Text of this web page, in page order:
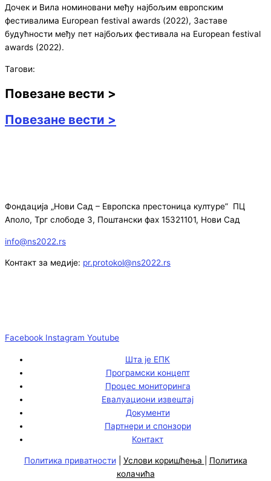
Дочек и Вила номиновани међу најбољим европским
фестивалима European festival awards (2022), Заставе
будућности међу пет најбољих фестивала на European festival
awards (2022).
Тагови:
Повезане вести >
Повезане вести >
Фондација „Нови Сад – Европска престоница културе” ПЦ
Аполо, Трг слободе 3, Поштански фах 15321101, Нови Сад
info@ns2022.rs
Контакт за медије: pr.protokol@ns2022.rs
Facebook Instagram Youtube
Шта је ЕПК
Програмски концепт
Процес мониторинга
Евалуациони извештај
Документи
Партнери и спонзори
Контакт
Политика приватности Услови коришћења
Политика
колачића